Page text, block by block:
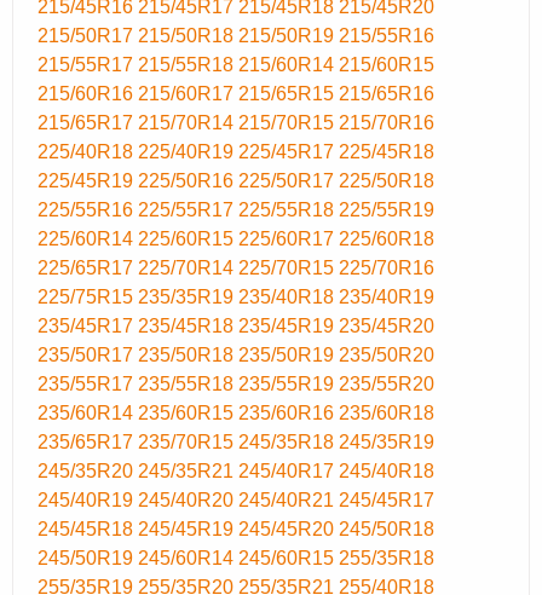
215/45R16 215/45R17 215/45R18 215/45R20
215/50R17 215/50R18 215/50R19 215/55R16
215/55R17 215/55R18 215/60R14 215/60R15
215/60R16 215/60R17 215/65R15 215/65R16
215/65R17 215/70R14 215/70R15 215/70R16
225/40R18 225/40R19 225/45R17 225/45R18
225/45R19 225/50R16 225/50R17 225/50R18
225/55R16 225/55R17 225/55R18 225/55R19
225/60R14 225/60R15 225/60R17 225/60R18
225/65R17 225/70R14 225/70R15 225/70R16
225/75R15 235/35R19 235/40R18 235/40R19
235/45R17 235/45R18 235/45R19 235/45R20
235/50R17 235/50R18 235/50R19 235/50R20
235/55R17 235/55R18 235/55R19 235/55R20
235/60R14 235/60R15 235/60R16 235/60R18
235/65R17 235/70R15 245/35R18 245/35R19
245/35R20 245/35R21 245/40R17 245/40R18
245/40R19 245/40R20 245/40R21 245/45R17
245/45R18 245/45R19 245/45R20 245/50R18
245/50R19 245/60R14 245/60R15 255/35R18
255/35R19 255/35R20 255/35R21 255/40R18